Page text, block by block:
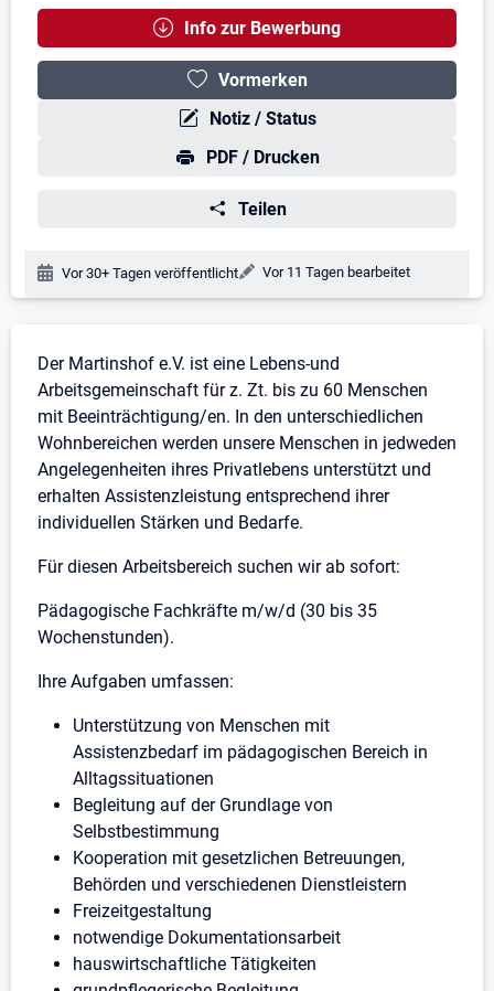
Info zur Bewerbung
Vormerken
Notiz / Status
PDF / Drucken
Teilen
Veröffentlichungsdatum:
Vor 30+ Tagen veröffentlicht Änderungsdatum:
Vor 11 Tagen bearbeitet
Stellenbeschreibung
Der Martinshof e.V. ist eine Lebens-und
Arbeitsgemeinschaft für z. Zt. bis zu 60 Menschen
mit Beeinträchtigung/en. In den unterschiedlichen
Wohnbereichen werden unsere Menschen in jedweden
Angelegenheiten ihres Privatlebens unterstützt und
erhalten Assistenzleistung entsprechend ihrer
individuellen Stärken und Bedarfe.
Für diesen Arbeitsbereich suchen wir ab sofort:
Pädagogische Fachkräfte m/w/d (30 bis 35
Wochenstunden).
Ihre Aufgaben umfassen:
Unterstützung von Menschen mit
Assistenzbedarf im pädagogischen Bereich in
Alltagssituationen
Begleitung auf der Grundlage von
Selbstbestimmung
Kooperation mit gesetzlichen Betreuungen,
Behörden und verschiedenen Dienstleistern
Freizeitgestaltung
notwendige Dokumentationsarbeit
hauswirtschaftliche Tätigkeiten